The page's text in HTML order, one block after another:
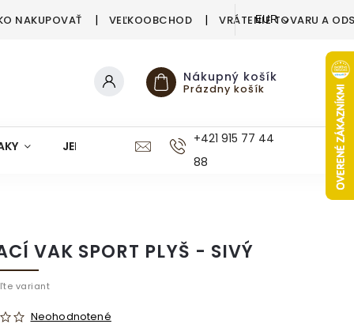
NAKUPOVAŤ VEĽKOOBCHOD VRÁTENIE TOVARU A
EUR
Nákupný košík
Prázdny košík
JEDÁLEŇ KUCHYŇA KÚPEĽŇA
+421 915 77 44
88
VAK SPORT PLYŠ - SIVÝ
variant
Neohodnotené